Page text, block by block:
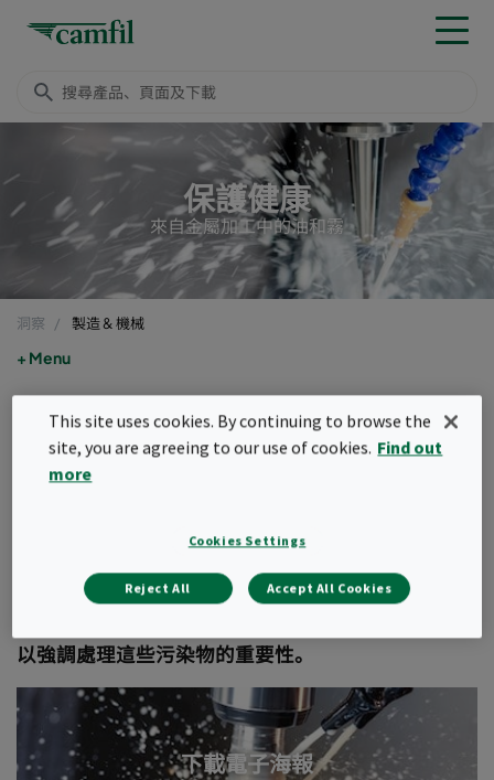
保護健康
來自金屬加工中的油和霧
洞察 製造 & 機械
Menu
金屬加工液造成之健康風險
创建日期 2022年4月29日
滑油霧中會引發各類健康和安全風險。這些金屬加工
液的空氣顆粒必須直接從工作區域中抽出，以免在打
開加工機器門時擴散至環境空氣。為更好地了解操作
以強調處理這些污染物的重要性。
下載電子海報
This site uses cookies. By continuing to browse the
site, you are agreeing to our use of cookies. Find out
more
Cookies Settings
Reject All Accept All Cookies